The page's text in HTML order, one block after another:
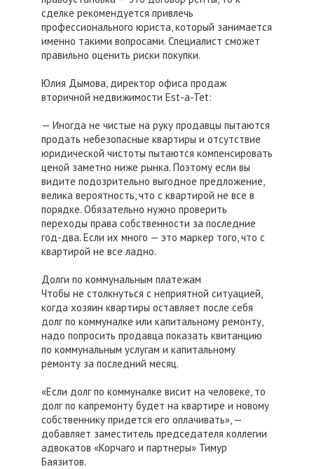
сделке рекомендуется привлечь
профессионального юриста, который занимается
именно такими вопросами. Специалист сможет
правильно оценить риски покупки.
Юлия Дымова, директор офиса продаж
вторичной недвижимости Est-a-Tet:
— Иногда не чистые на руку продавцы пытаются
продать небезопасные квартиры и отсутствие
юридической чистоты пытаются компенсировать
ценой заметно ниже рынка. Поэтому если вы
видите подозрительно выгодное предложение,
велика вероятность, что с квартирой не все в
порядке. Обязательно нужно проверить
переходы права собственности за последние
год-два. Если их много — это маркер того, что с
квартирой не все ладно.
Долги по коммунальным платежам
Чтобы не столкнуться с неприятной ситуацией,
когда хозяин квартиры оставляет после себя
долг по коммуналке или капитальному ремонту,
надо попросить продавца показать квитанцию
по коммунальным услугам и капитальному
ремонту за последний месяц.
«Если долг по коммуналке висит на человеке, то
долг по капремонту будет на квартире и новому
собственнику придется его оплачивать», —
добавляет заместитель председателя коллегии
адвокатов «Корчаго и партнеры» Тимур
Баязитов.